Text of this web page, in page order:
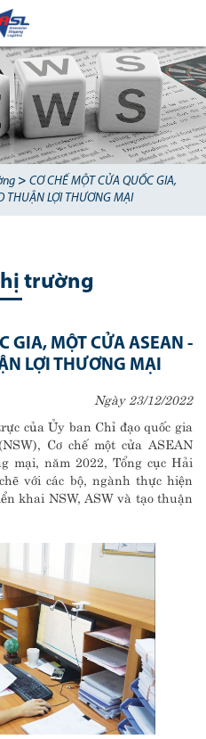
> CƠ CHẾ MỘT CỬA QUỐC GIA,
THUẬN LỢI THƯƠNG MẠI
trường
GIA, MỘT CỬA ASEAN -
LỢI THƯƠNG MẠI
Ngày 23/12/2022
của Ủy ban Chỉ đạo quốc gia
Cơ chế một cửa ASEAN
mại, năm 2022, Tổng cục Hải
với các bộ, ngành thực hiện
khai NSW, ASW và tạo thuận